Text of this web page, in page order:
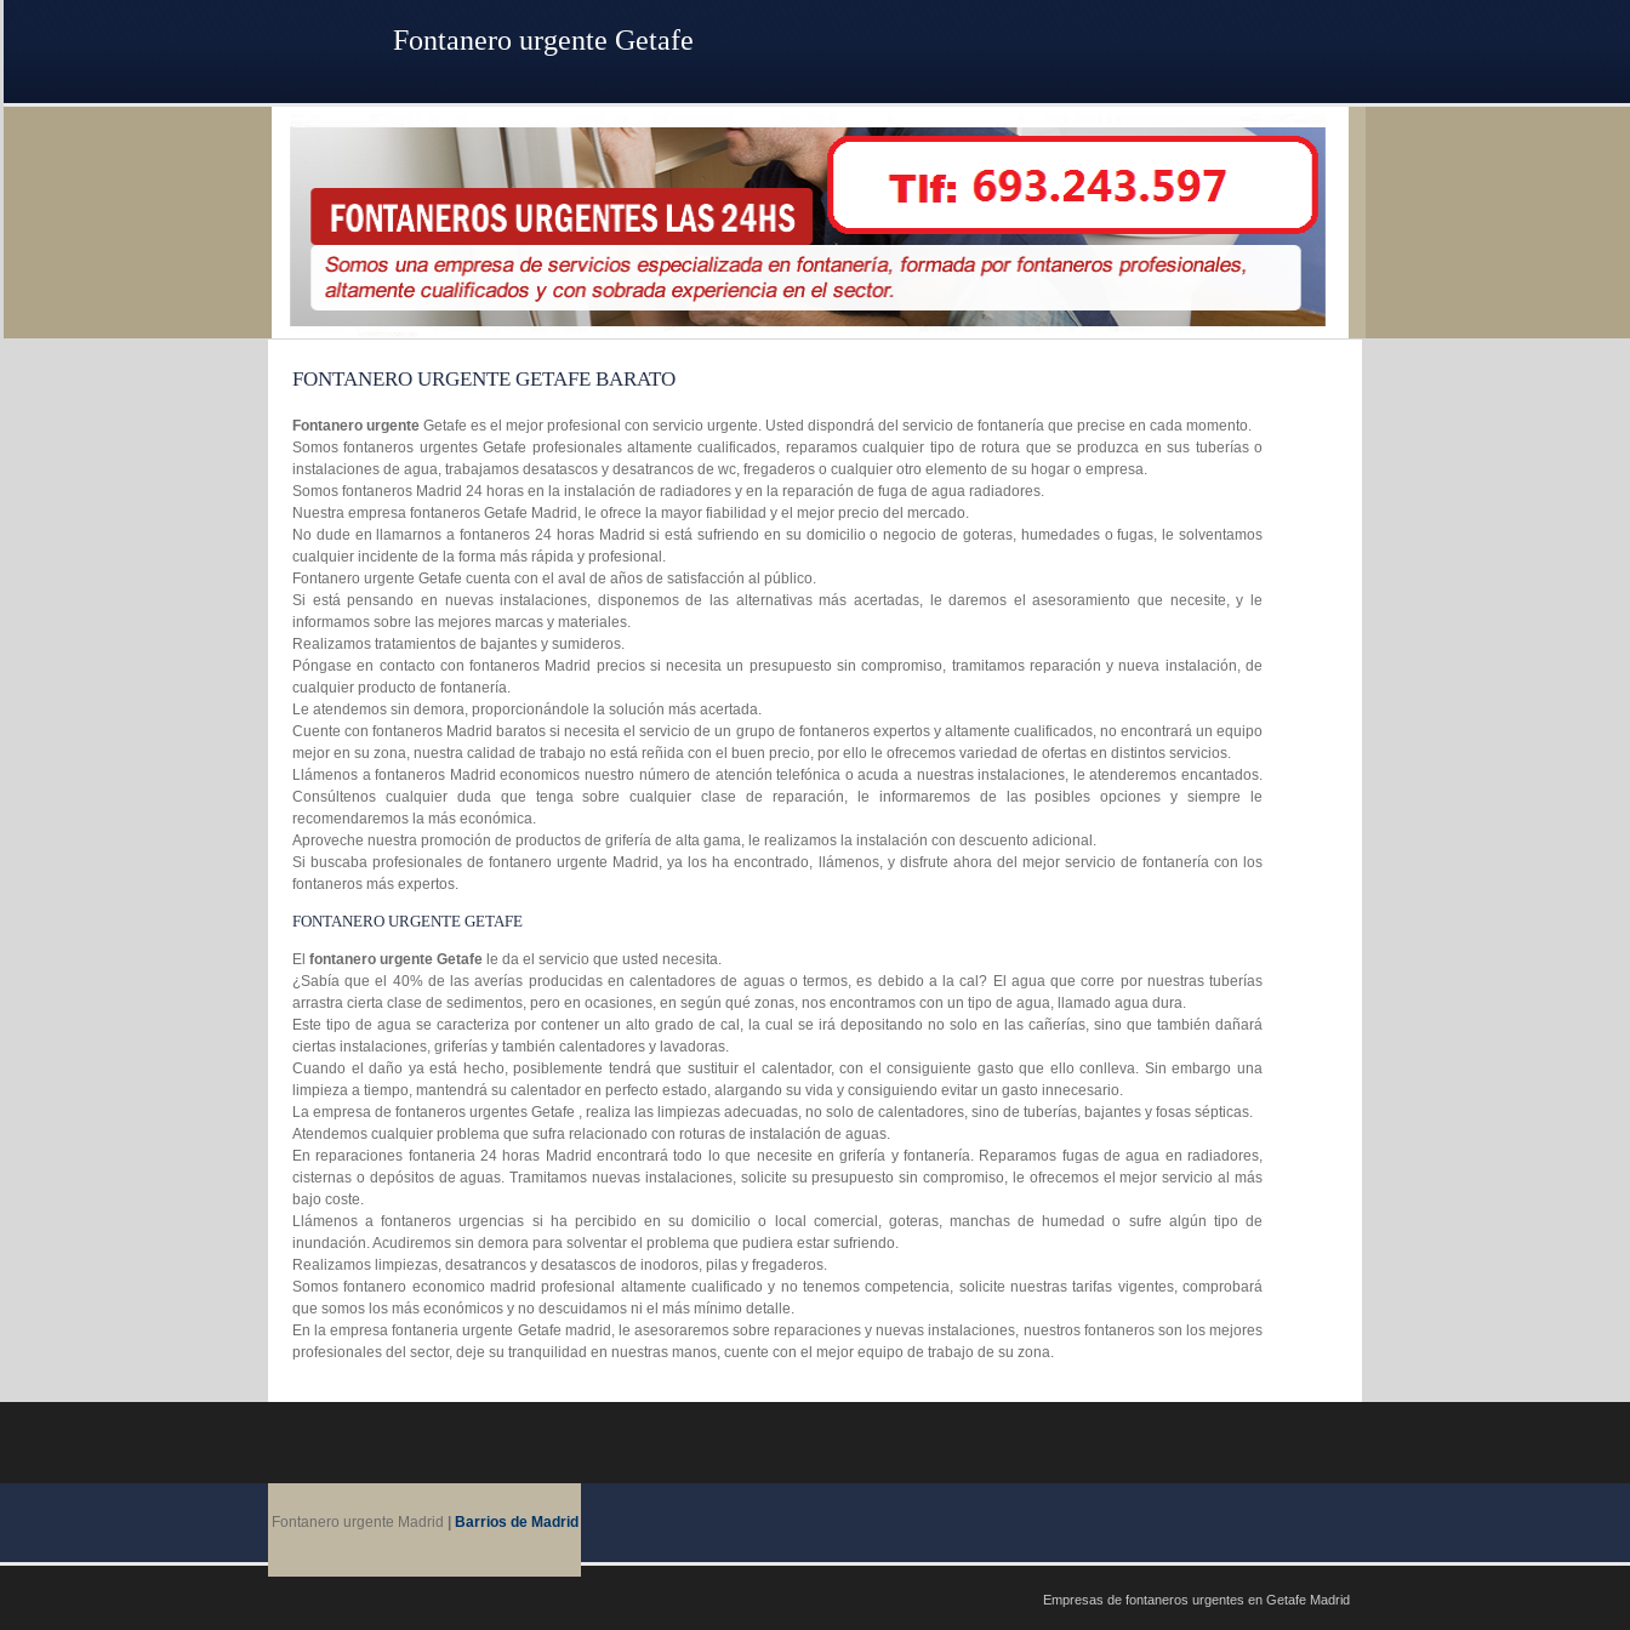
FONTANERO URGENTE GETAFE BARATO
Fontanero urgente Getafe es el mejor profesional con servicio urgente. Usted dispondrá del servicio de fontanería que precise en cada momento.
Somos fontaneros urgentes Getafe profesionales altamente cualificados, reparamos cualquier tipo de rotura que se produzca en sus tuberías o
instalaciones de agua, trabajamos desatascos y desatrancos de wc, fregaderos o cualquier otro elemento de su hogar o empresa.
Somos fontaneros Madrid 24 horas en la instalación de radiadores y en la reparación de fuga de agua radiadores.
Nuestra empresa fontaneros Getafe Madrid, le ofrece la mayor fiabilidad y el mejor precio del mercado.
No dude en llamarnos a fontaneros 24 horas Madrid si está sufriendo en su domicilio o negocio de goteras, humedades o fugas, le solventamos
cualquier incidente de la forma más rápida y profesional.
Fontanero urgente Getafe cuenta con el aval de años de satisfacción al público.
Si está pensando en nuevas instalaciones, disponemos de las alternativas más acertadas, le daremos el asesoramiento que necesite, y le
informamos sobre las mejores marcas y materiales.
Realizamos tratamientos de bajantes y sumideros.
Póngase en contacto con fontaneros Madrid precios si necesita un presupuesto sin compromiso, tramitamos reparación y nueva instalación, de
cualquier producto de fontanería.
Le atendemos sin demora, proporcionándole la solución más acertada.
Cuente con fontaneros Madrid baratos si necesita el servicio de un grupo de fontaneros expertos y altamente cualificados, no encontrará un equipo
mejor en su zona, nuestra calidad de trabajo no está reñida con el buen precio, por ello le ofrecemos variedad de ofertas en distintos servicios.
Llámenos a fontaneros Madrid economicos nuestro número de atención telefónica o acuda a nuestras instalaciones, le atenderemos encantados.
Consúltenos cualquier duda que tenga sobre cualquier clase de reparación, le informaremos de las posibles opciones y siempre le
recomendaremos la más económica.
Aproveche nuestra promoción de productos de grifería de alta gama, le realizamos la instalación con descuento adicional.
Si buscaba profesionales de fontanero urgente Madrid, ya los ha encontrado, llámenos, y disfrute ahora del mejor servicio de fontanería con los
fontaneros más expertos.
FONTANERO URGENTE GETAFE
El fontanero urgente Getafe le da el servicio que usted necesita.
¿Sabía que el 40% de las averías producidas en calentadores de aguas o termos, es debido a la cal? El agua que corre por nuestras tuberías
arrastra cierta clase de sedimentos, pero en ocasiones, en según qué zonas, nos encontramos con un tipo de agua, llamado agua dura.
Este tipo de agua se caracteriza por contener un alto grado de cal, la cual se irá depositando no solo en las cañerías, sino que también dañará
ciertas instalaciones, griferías y también calentadores y lavadoras.
Cuando el daño ya está hecho, posiblemente tendrá que sustituir el calentador, con el consiguiente gasto que ello conlleva. Sin embargo una
limpieza a tiempo, mantendrá su calentador en perfecto estado, alargando su vida y consiguiendo evitar un gasto innecesario.
La empresa de fontaneros urgentes Getafe , realiza las limpiezas adecuadas, no solo de calentadores, sino de tuberías, bajantes y fosas sépticas.
Atendemos cualquier problema que sufra relacionado con roturas de instalación de aguas.
En reparaciones fontaneria 24 horas Madrid encontrará todo lo que necesite en grifería y fontanería. Reparamos fugas de agua en radiadores,
cisternas o depósitos de aguas. Tramitamos nuevas instalaciones, solicite su presupuesto sin compromiso, le ofrecemos el mejor servicio al más
bajo coste.
Llámenos a fontaneros urgencias si ha percibido en su domicilio o local comercial, goteras, manchas de humedad o sufre algún tipo de
inundación. Acudiremos sin demora para solventar el problema que pudiera estar sufriendo.
Realizamos limpiezas, desatrancos y desatascos de inodoros, pilas y fregaderos.
Somos fontanero economico madrid profesional altamente cualificado y no tenemos competencia, solicite nuestras tarifas vigentes, comprobará
que somos los más económicos y no descuidamos ni el más mínimo detalle.
En la empresa fontaneria urgente Getafe madrid, le asesoraremos sobre reparaciones y nuevas instalaciones, nuestros fontaneros son los mejores
profesionales del sector, deje su tranquilidad en nuestras manos, cuente con el mejor equipo de trabajo de su zona.
Fontanero urgente Madrid Barrios de Madrid
Empresas de fontaneros urgentes en Getafe Madrid
Fontanero urgente Getafe